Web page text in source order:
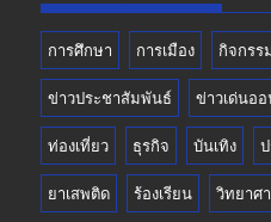
การศึกษา การเมือง กิจกรร
ข่าวประชาสัมพันธ์ ข่าวเด่นอ
ท่องเที่ยว ธุรกิจ บันเทิง
ยาเสพติด ร้องเรียน วิทยาศ